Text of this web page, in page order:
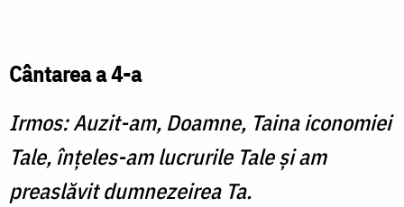
Cântarea a 4-a
Irmos: Auzit-am, Doamne, Taina iconomiei
Tale, înţeles-am lucrurile Tale şi am
preaslăvit dumnezeirea Ta.